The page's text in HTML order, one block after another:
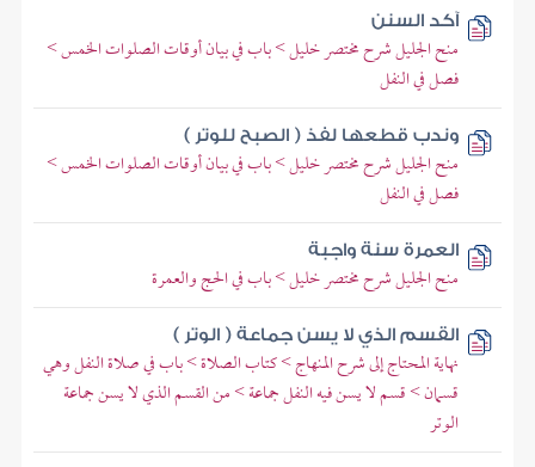
آكد السنن
منح الجليل شرح مختصر خليل > باب في بيان أوقات الصلوات الخمس >
فصل في النفل
وندب قطعها لفذ ( الصبح للوتر )
منح الجليل شرح مختصر خليل > باب في بيان أوقات الصلوات الخمس >
فصل في النفل
العمرة سنة واجبة
منح الجليل شرح مختصر خليل > باب في الحج والعمرة
القسم الذي لا يسن جماعة ( الوتر )
نهاية المحتاج إلى شرح المنهاج > كتاب الصلاة > باب في صلاة النفل وهي
قسمان > قسم لا يسن فيه النفل جماعة > من القسم الذي لا يسن جماعة
الوتر